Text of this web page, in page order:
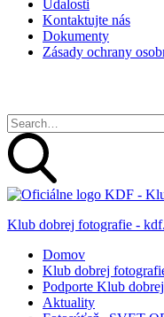
Udalosti
Kontaktujte nás
Dokumenty
Zásady ochrany
Klub dobrej fotografie -
Domov
Klub dobrej
Podporte Klub
Aktuality